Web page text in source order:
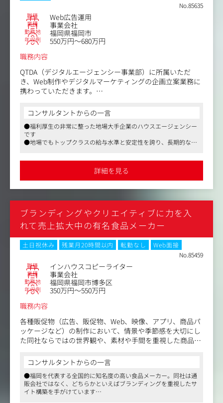
No.85635
職種 Web広告運用
業種 事業会社
勤務地 福岡県福岡市
年収例
550万円～680万円
職務内容
QTDA（デジタルエージェンシー事業部）に所属いただ
き、Web制作やデジタルマーケティングの企画立案業務に
携わっていただきます。
戦略立案、制作、運営、分析から改善まで、各分野のプロ
フェッショナルは揃っています。そのチームの先頭に立っ
てPDCAサイクルを回していただくことを期待していま
す。
コンサルタントからの一言
●福利厚生の非常に整った地場大手企業のハウスエージェンシー
です
●地場でもトップクラスの給与水準と安定性を誇り、長期的な視
詳細を見る
ブランディングやクリエイティブに力を入
れて売上拡大中の有名食品メーカー
土日祝休み 残業月20時間以内 転勤なし
Web面接
No.85459
職種 インハウスコピーライター
業種 事業会社
勤務地 福岡県福岡市博多区
年収例
350万円～550万円
職務内容
各種販促物（広告、販促物、Web、映像、アプリ、商品パ
ッケージなど）の制作において、情景や季節感を大切にし
た同社ならではの世界観や、素材や手間を重視した商品・
ホームページやECサイトの企画制作、アプリ、店舗・飲食
店・イベントのディスプレイ企画制作など、幅広い分野に
携わるチャンスがあります。
コンサルタントからの一言
●福岡を代表する全国的に知名度の高い食品メーカー。同社は通
販会社ではなく、どちらかといえばブランディングを重視したサ
イト構築を手がけています